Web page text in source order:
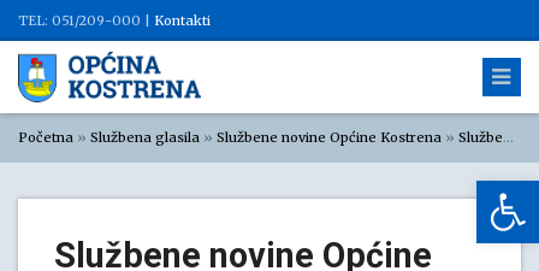
TEL: 051/209-000 | Kontakti
Početna » Službena glasila » Službene novine Općine Kostrena » Službene novine Općine Kostrena 2020
Službene novine Općine